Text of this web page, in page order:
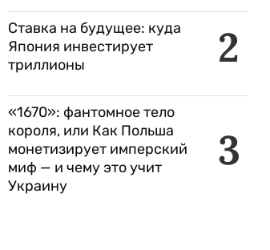
2
Ставка на будущее: куда
Япония инвестирует
триллионы
3
«1670»: фантомное тело
короля, или Как Польша
монетизирует имперский
миф — и чему это учит
Украину